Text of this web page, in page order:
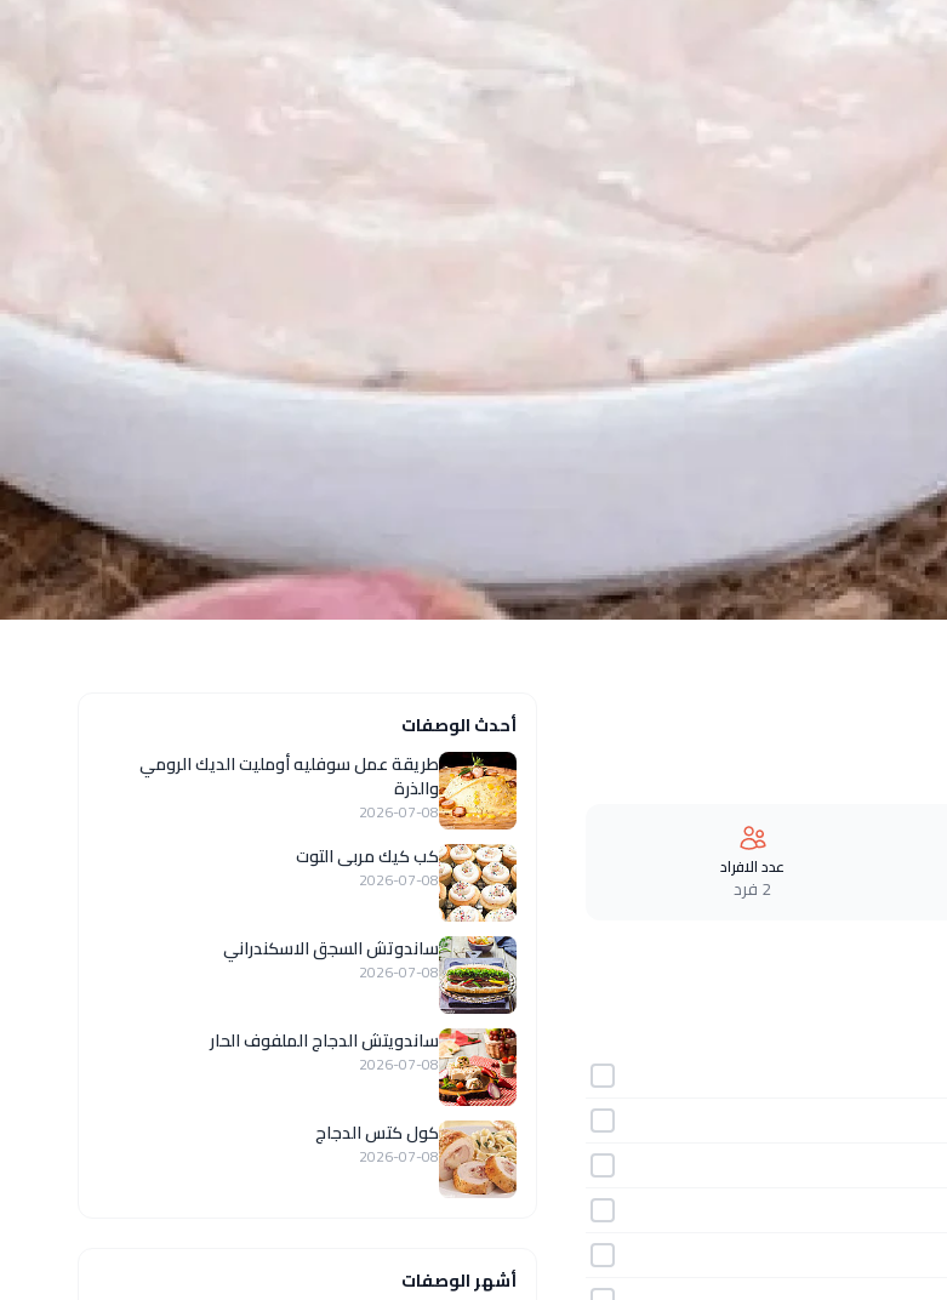
عدد الافراد
2 فرد
أحدث الوصفات
طريقة عمل سوفليه أومليت الديك الرومي
والذرة
2026-07-08
كب كيك مربى التوت
2026-07-08
ساندوتش السجق الاسكندراني
2026-07-08
ساندويتش الدجاج الملفوف الحار
2026-07-08
كول كتس الدجاج
2026-07-08
أشهر الوصفات